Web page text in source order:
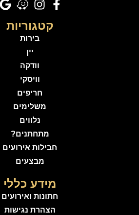
קטגוריות
בירות
יין
וודקה
וויסקי
חריפים
משלימים
נלווים
מתחתנים?
חבילות אירועים
מבצעים
מידע כללי
חתונות ואירועים
הצהרת נגישות